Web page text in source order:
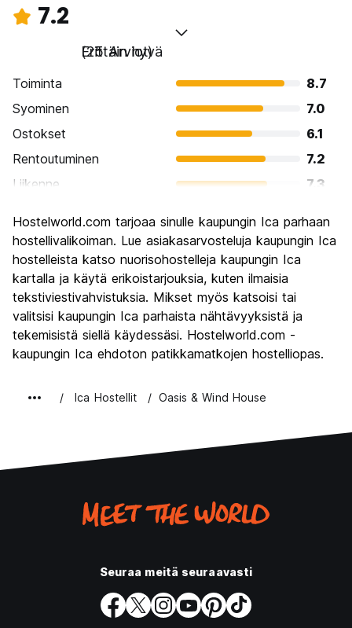
7.2
Erittäin hyvä
(25 Arviot)
Toiminta
8.7
Syominen
7.0
Ostokset
6.1
Rentoutuminen
7.2
Liikenne
7.3
Kulttuuri
7.0
Yöelämä
Rahanarvoinen
Hostelworld.com tarjoaa sinulle kaupungin Ica parhaan
hostellivalikoiman. Lue asiakasarvosteluja kaupungin Ica
hostelleista katso nuorisohostelleja kaupungin Ica
kartalla ja käytä erikoistarjouksia, kuten ilmaisia
tekstiviestivahvistuksia. Mikset myös katsoisi tai
valitsisi kaupungin Ica parhaista nähtävyyksistä ja
tekemisistä siellä käydessäsi. Hostelworld.com -
kaupungin Ica ehdoton patikkamatkojen hostelliopas.
Ica Hostellit Oasis & Wind House
Seuraa meitä seuraavasti